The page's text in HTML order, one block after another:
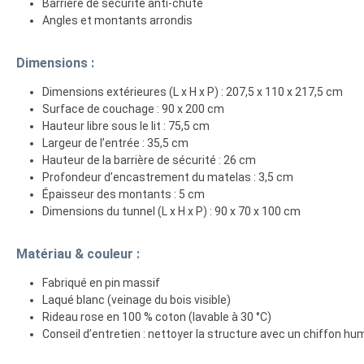
Barrière de sécurité anti-chute
Angles et montants arrondis
Dimensions :
Dimensions extérieures (L x H x P) : 207,5 x 110 x 217,5 cm
Surface de couchage : 90 x 200 cm
Hauteur libre sous le lit : 75,5 cm
Largeur de l’entrée : 35,5 cm
Hauteur de la barrière de sécurité : 26 cm
Profondeur d’encastrement du matelas : 3,5 cm
Épaisseur des montants : 5 cm
Dimensions du tunnel (L x H x P) : 90 x 70 x 100 cm
Matériau & couleur :
Fabriqué en pin massif
Laqué blanc (veinage du bois visible)
Rideau rose en 100 % coton (lavable à 30 °C)
Conseil d’entretien : nettoyer la structure avec un chiffon